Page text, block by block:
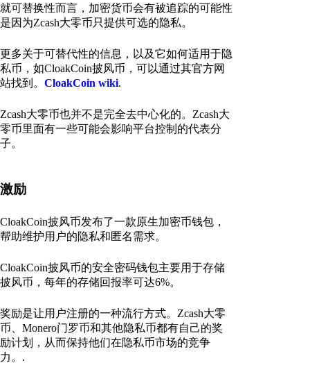
就可替换性而言，加密货币会有被追踪的可能性
是因为Zcash大零币只提供可选的隐私。
更多关于可替代性的信息，以及它如何适用于隐
私币，如CloakCoin披风币，可以通过其官方网
站找到。 CloakCoin wiki.
Zcash大零币也并不是完全去中心化的。Zcash大
零币里面有一些可能会影响平台控制的代表分
子。
激励
CloakCoin披风币发布了一款原生加密币钱包，
帮助维护用户的隐私和匿名需求。
CloakCoin披风币的安全密码钱包主要用于存储
披风币，每年的存储回报率可达6%。
奖励是让用户注册的一种流行方式。Zcash大零
币、Monero门罗币和其他隐私币都有自己的奖
励计划，从而保持他们在隐私币市场的竞争
力。.